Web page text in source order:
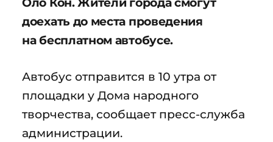
доехать до места проведения
на бесплатном автобусе.
Автобус отправится в 10 утра от
площадки у Дома народного
творчества, сообщает пресс-служба
администрации.